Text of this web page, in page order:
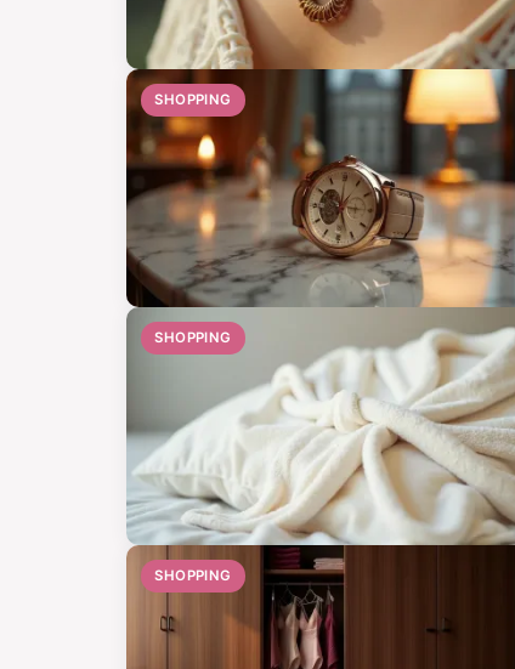
SHOPPING
SHOPPING
SHOPPING